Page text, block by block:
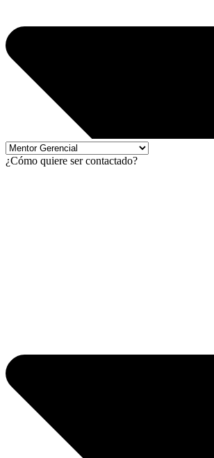
¿Cómo quiere ser contactado?